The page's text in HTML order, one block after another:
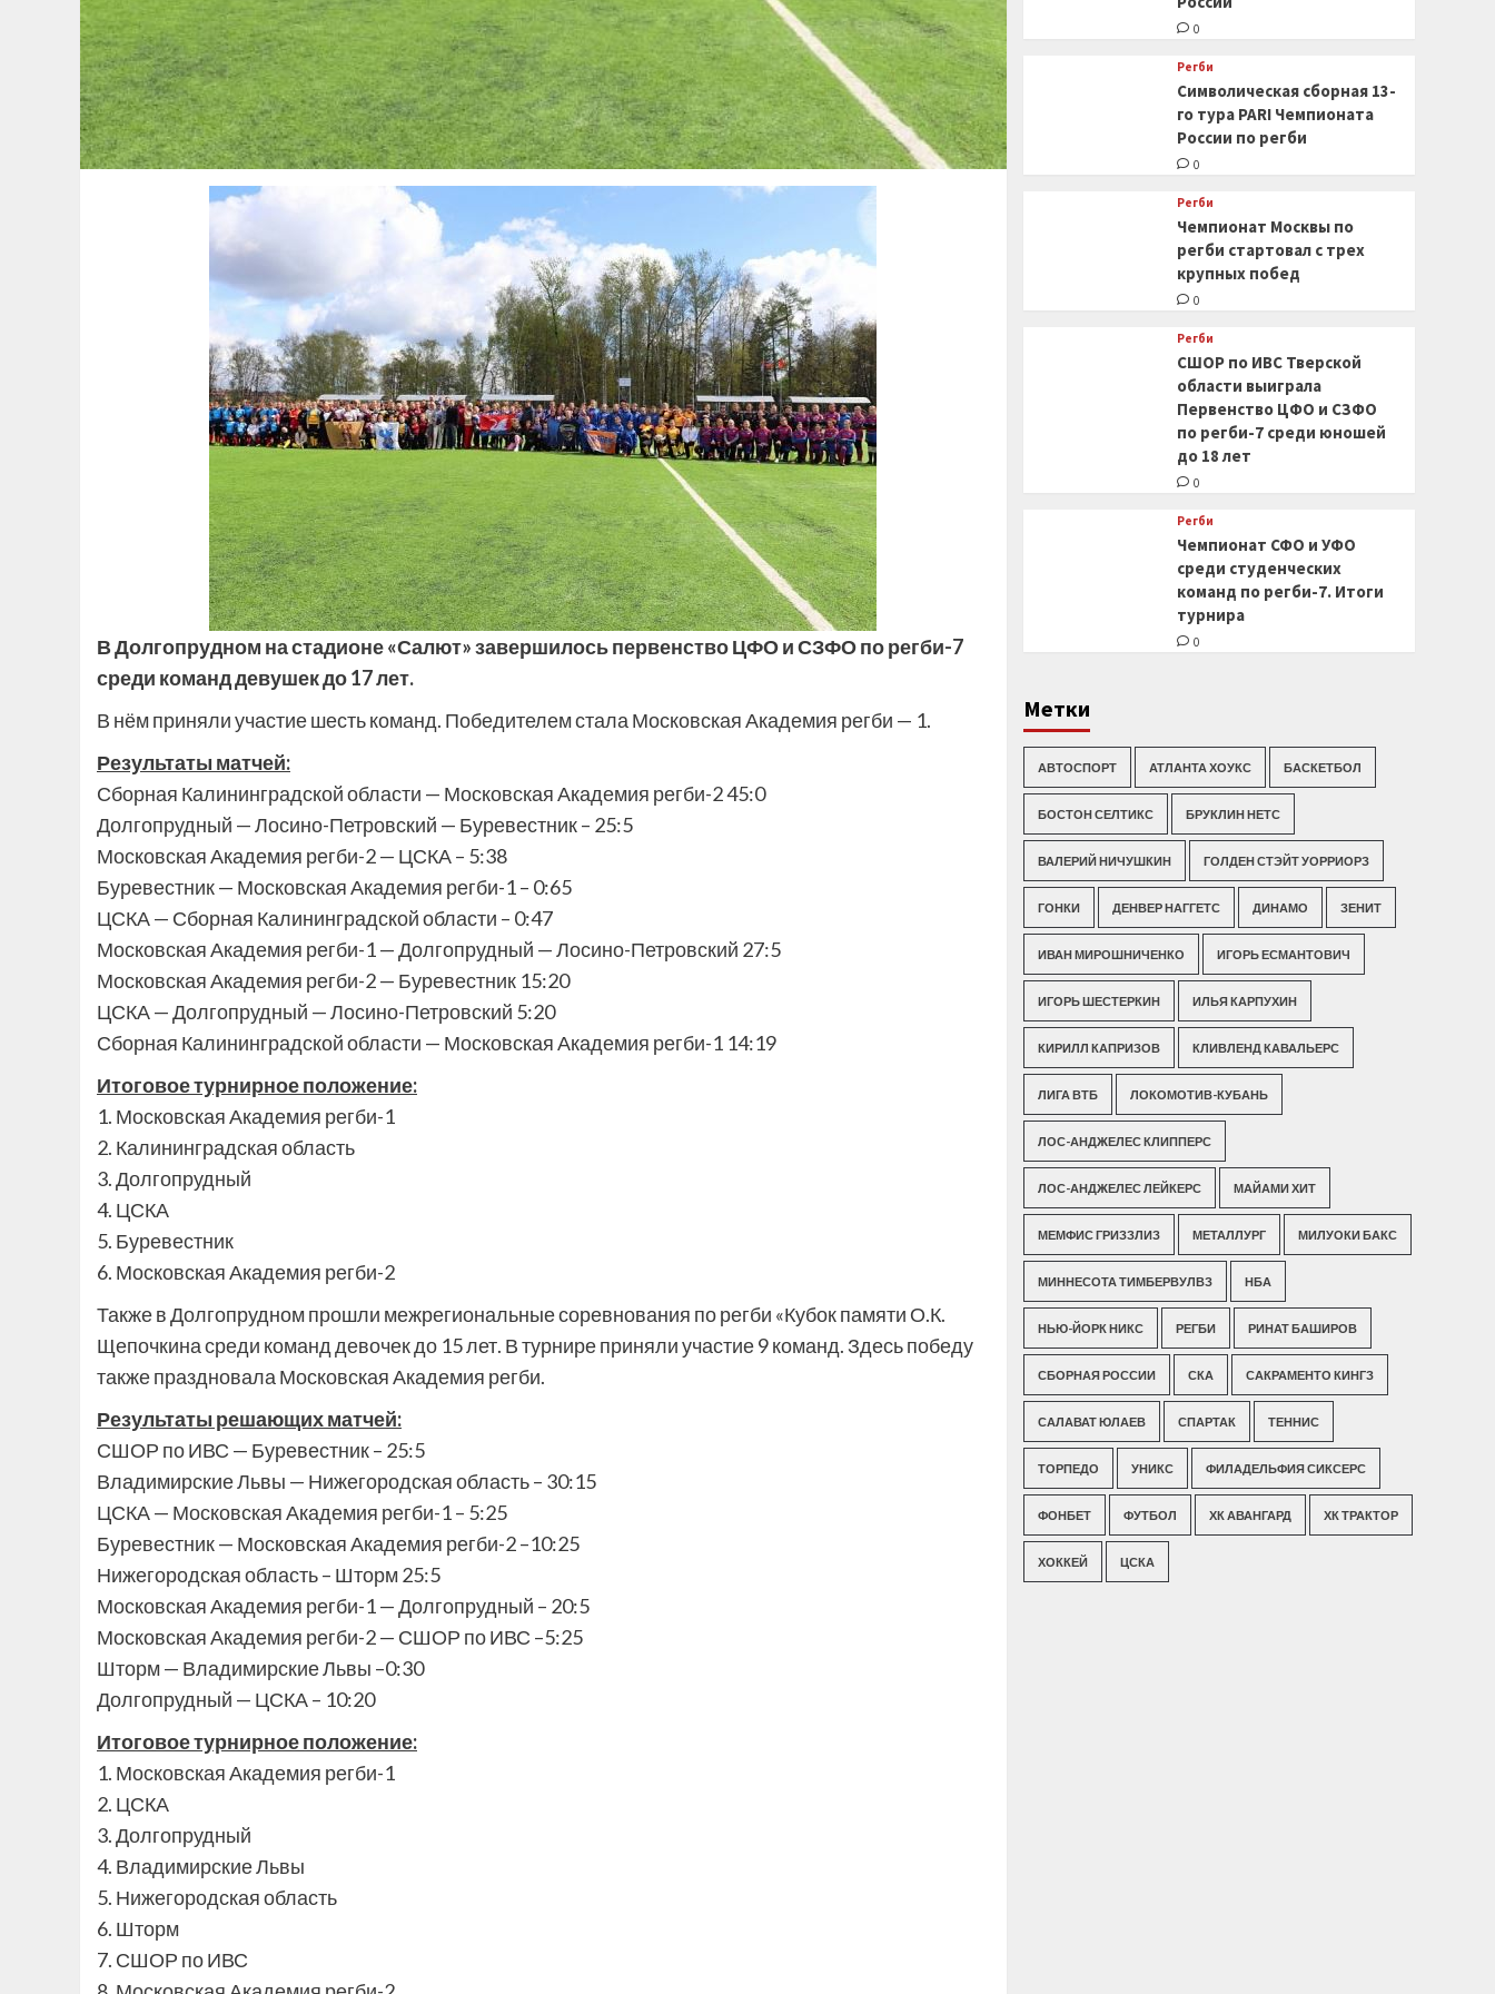
В Долгопрудном на стадионе «Салют» завершилось первенство ЦФО и СЗФО по регби-7
среди команд девушек до 17 лет.
В нём приняли участие шесть команд. Победителем стала Московская Академия регби — 1.
Результаты матчей:
Сборная Калининградской области — Московская Академия регби-2 45:0
Долгопрудный — Лосино-Петровский — Буревестник – 25:5
Московская Академия регби-2 — ЦСКА – 5:38
Буревестник — Московская Академия регби-1 – 0:65
ЦСКА — Сборная Калининградской области – 0:47
Московская Академия регби-1 — Долгопрудный — Лосино-Петровский 27:5
Московская Академия регби-2 — Буревестник 15:20
ЦСКА — Долгопрудный — Лосино-Петровский 5:20
Сборная Калининградской области — Московская Академия регби-1 14:19
Итоговое турнирное положение:
1. Московская Академия регби-1
2. Калининградская область
3. Долгопрудный
4. ЦСКА
5. Буревестник
6. Московская Академия регби-2
Также в Долгопрудном прошли межрегиональные соревнования по регби «Кубок памяти О.К.
Щепочкина среди команд девочек до 15 лет. В турнире приняли участие 9 команд. Здесь победу
также праздновала Московская Академия регби.
Результаты решающих матчей:
СШОР по ИВС — Буревестник – 25:5
Владимирские Львы — Нижегородская область – 30:15
ЦСКА — Московская Академия регби-1 – 5:25
Буревестник — Московская Академия регби-2 –10:25
Нижегородская область – Шторм 25:5
Московская Академия регби-1 — Долгопрудный – 20:5
Московская Академия регби-2 — СШОР по ИВС –5:25
Шторм — Владимирские Львы –0:30
Долгопрудный — ЦСКА – 10:20
Итоговое турнирное положение:
1. Московская Академия регби-1
2. ЦСКА
3. Долгопрудный
4. Владимирские Львы
5. Нижегородская область
6. Шторм
7. СШОР по ИВС
0
Регби
Символическая сборная 13-
го тура PARI Чемпионата
России по регби
0
Регби
Чемпионат Москвы по
регби стартовал с трех
крупных побед
0
Регби
СШОР по ИВС Тверской
области выиграла
Первенство ЦФО и СЗФО
по регби-7 среди юношей
до 18 лет
0
Регби
Чемпионат СФО и УФО
среди студенческих
команд по регби-7. Итоги
турнира
0
Метки
АВТОСПОРТ АТЛАНТА ХОУКС БАСКЕТБОЛ
БОСТОН СЕЛТИКС БРУКЛИН НЕТС
ВАЛЕРИЙ НИЧУШКИН ГОЛДЕН СТЭЙТ УОРРИОРЗ
ГОНКИ ДЕНВЕР НАГГЕТС ДИНАМО ЗЕНИТ
ИВАН МИРОШНИЧЕНКО ИГОРЬ ЕСМАНТОВИЧ
ИГОРЬ ШЕСТЕРКИН ИЛЬЯ КАРПУХИН
КИРИЛЛ КАПРИЗОВ КЛИВЛЕНД КАВАЛЬЕРС
ЛИГА ВТБ ЛОКОМОТИВ-КУБАНЬ
ЛОС-АНДЖЕЛЕС КЛИППЕРС
ЛОС-АНДЖЕЛЕС ЛЕЙКЕРС МАЙАМИ ХИТ
МЕМФИС ГРИЗЗЛИЗ МЕТАЛЛУРГ МИЛУОКИ БАКС
МИННЕСОТА ТИМБЕРВУЛВЗ НБА
НЬЮ-ЙОРК НИКС РЕГБИ РИНАТ БАШИРОВ
СБОРНАЯ РОССИИ СКА САКРАМЕНТО КИНГЗ
САЛАВАТ ЮЛАЕВ СПАРТАК ТЕННИС
ТОРПЕДО УНИКС ФИЛАДЕЛЬФИЯ СИКСЕРС
ФОНБЕТ ФУТБОЛ ХК АВАНГАРД ХК ТРАКТОР
ХОККЕЙ ЦСКА